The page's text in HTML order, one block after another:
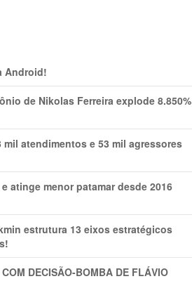
Android!
de Nikolas Ferreira explode 8.850%
atendimentos e 53 mil agressores
atinge menor patamar desde 2016
estrutura 13 eixos estratégicos
DECISÃO-BOMBA DE FLÁVIO